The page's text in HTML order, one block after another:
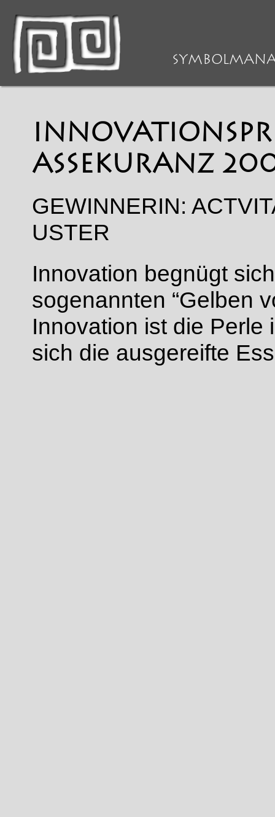
ASSEKURANZ
GEWINNERIN:
USTER
Innovation begnügt
sogenannten “Gelben
Innovation ist die Perle
sich die ausgereifte
>REFERENZEN